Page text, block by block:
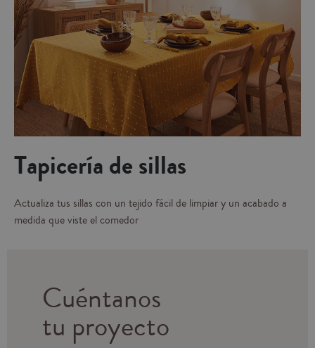
Tapicería de sillas
Actualiza tus sillas con un tejido fácil de limpiar y un acabado a
medida que viste el comedor
Cuéntanos
tu proyecto